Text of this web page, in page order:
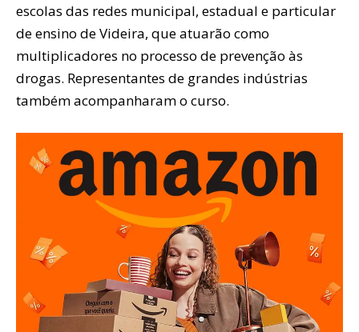
escolas das redes municipal, estadual e particular
de ensino de Videira, que atuarão como
multiplicadores no processo de prevenção às
drogas. Representantes de grandes indústrias
também acompanharam o curso.